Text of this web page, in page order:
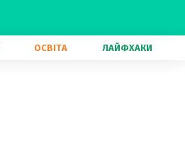
ОСВІТА ЛАЙФХАКИ